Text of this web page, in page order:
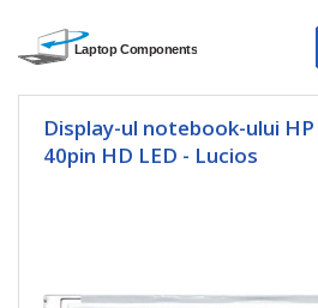
Display-ul notebook-ului HP
40pin HD LED - Lucios